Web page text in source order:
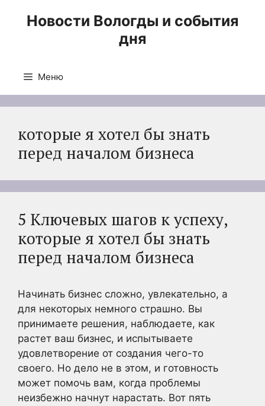
Новости Вологды и события
дня
Меню
которые я хотел бы знать
перед началом бизнеса
5 Ключевых шагов к успеху,
которые я хотел бы знать
перед началом бизнеса
Начинать бизнес сложно, увлекательно, а
для некоторых немного страшно. Вы
принимаете решения, наблюдаете, как
растет ваш бизнес, и испытываете
удовлетворение от создания чего-то
своего. Но дело не в этом, и готовность
может помочь вам, когда проблемы
неизбежно начнут нарастать. Вот пять